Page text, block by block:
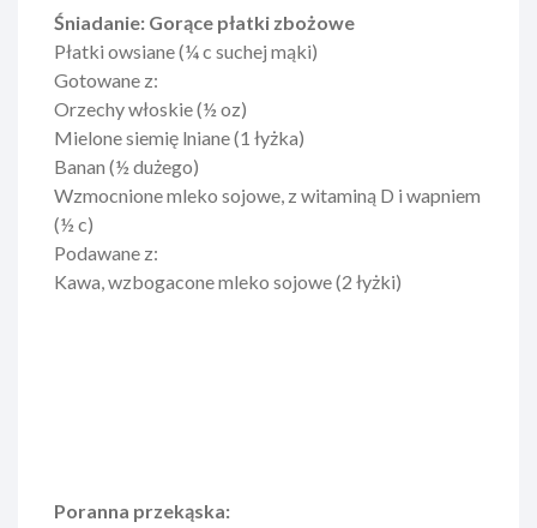
Śniadanie: Gorące płatki zbożowe
Płatki owsiane (¼ c suchej mąki)
Gotowane z:
Orzechy włoskie (½ oz)
Mielone siemię lniane (1 łyżka)
Banan (½ dużego)
Wzmocnione mleko sojowe, z witaminą D i wapniem
(½ c)
Podawane z:
Kawa, wzbogacone mleko sojowe (2 łyżki)
Poranna przekąska: